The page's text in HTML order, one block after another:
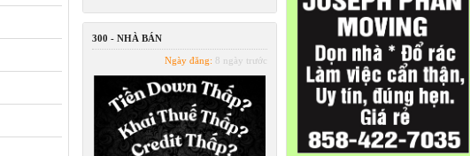
300 - NHÀ BÁN
Ngày đăng: 8 ngày trước